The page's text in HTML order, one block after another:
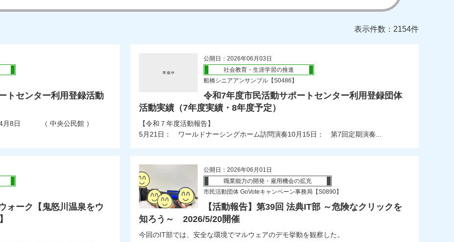
表示件数：2154件
トセンター利用登録活動
4月8日 （ 中央公民館 ）
公開日：2026年06月03日
社会教育・生涯学習の推進
船橋シニアアンサンブル【S0486】
令和7年度市民活動サポートセンター利用登録団体
活動実績（7年度実績・8年度予定）
【令和７年度活動報告】
5月21日： ワールドナーシングホーム訪問演奏10月15日： 第7回定期演奏...
ーク【鬼怒川温泉をウ
公開日：2026年06月01日
職業能力の開発・雇用機会の拡充
市民活動団体 GoVoteキャンペーン事務局【S0890】
【活動報告】第39回 法典IT部 ～危険なクリックを
知ろう～ 2026/5/20開催
今回のIT部では、安全な環境でマルウェアのデモ挙動を観察した。